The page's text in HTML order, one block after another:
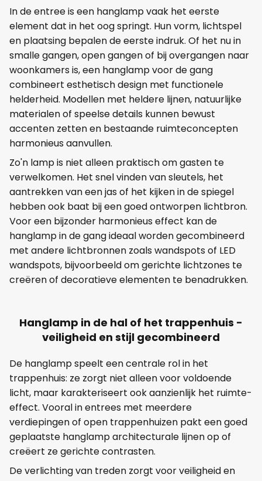
In de entree is een hanglamp vaak het eerste
element dat in het oog springt. Hun vorm, lichtspel
en plaatsing bepalen de eerste indruk. Of het nu in
smalle gangen, open gangen of bij overgangen naar
woonkamers is, een hanglamp voor de gang
combineert esthetisch design met functionele
helderheid. Modellen met heldere lijnen, natuurlijke
materialen of speelse details kunnen bewust
accenten zetten en bestaande ruimteconcepten
harmonieus aanvullen.
Zo'n lamp is niet alleen praktisch om gasten te
verwelkomen. Het snel vinden van sleutels, het
aantrekken van een jas of het kijken in de spiegel
hebben ook baat bij een goed ontworpen lichtbron.
Voor een bijzonder harmonieus effect kan de
hanglamp in de gang ideaal worden gecombineerd
met andere lichtbronnen zoals wandspots of LED
wandspots, bijvoorbeeld om gerichte lichtzones te
creëren of decoratieve elementen te benadrukken.
Hanglamp in de hal of het trappenhuis -
veiligheid en stijl gecombineerd
De hanglamp speelt een centrale rol in het
trappenhuis: ze zorgt niet alleen voor voldoende
licht, maar karakteriseert ook aanzienlijk het ruimte-
effect. Vooral in entrees met meerdere
verdiepingen of open trappenhuizen pakt een goed
geplaatste hanglamp architecturale lijnen op of
creëert ze gerichte contrasten.
De verlichting van treden zorgt voor veiligheid en